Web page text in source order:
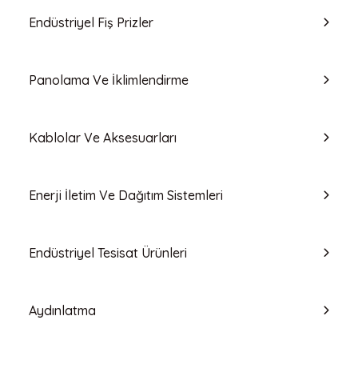
Endüstriyel Fiş Prizler
Panolama Ve İklimlendirme
Kablolar Ve Aksesuarları
Enerji İletim Ve Dağıtım Sistemleri
Endüstriyel Tesisat Ürünleri
Aydınlatma